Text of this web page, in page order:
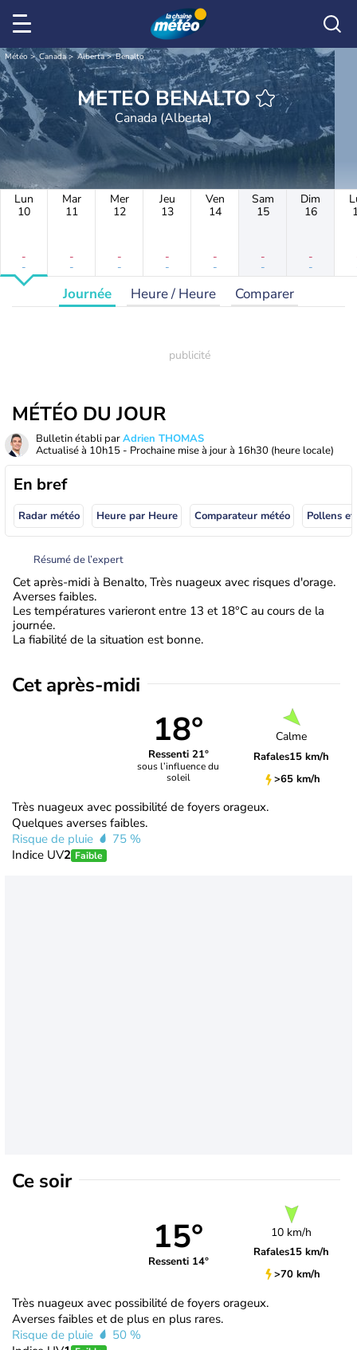
Météo Canada Alberta Benalto
METEO BENALTO
Canada (Alberta)
Lun
10
-
-
Mar
11
-
-
Mer
12
-
-
Jeu
13
-
-
Ven
14
-
-
Sam
15
-
-
Dim
16
-
-
Journée Heure / Heure Comparer
MÉTÉO DU JOUR
Bulletin établi parAdrien THOMAS
Actualisé à 10h15 - Prochaine mise à jour à 16h30 (heure locale)
En bref
Radar météo Heure par Heure Comparateur météo Pollens
Résumé de l’expert
Cet après-midi à Benalto, Très nuageux avec risques d'orage.
Averses faibles.
Les températures varieront entre 13 et 18°C au cours de la
journée.
La fiabilité de la situation est bonne.
Cet après-midi
18°
Ressenti 21°
sous l’influence du
soleil
Calme
Rafales15 km/h
>65 km/h
Très nuageux avec possibilité de foyers orageux.
Quelques averses faibles.
Risque de pluie
75 %
Indice UV2 Faible
Ce soir
15°
Ressenti 14°
10 km/h
Rafales15 km/h
>70 km/h
Très nuageux avec possibilité de foyers orageux.
Averses faibles et de plus en plus rares.
Risque de pluie
50 %